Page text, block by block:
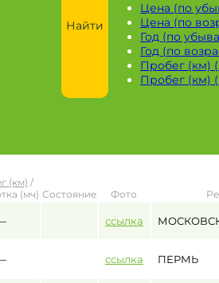
Найти
Цена (по
Цена (по
Год (по
Год (по
Пробег (км)
Пробег (км)
(км) /
(мч) Состояние Фото
ссылка
ссылка ПЕРМЬ